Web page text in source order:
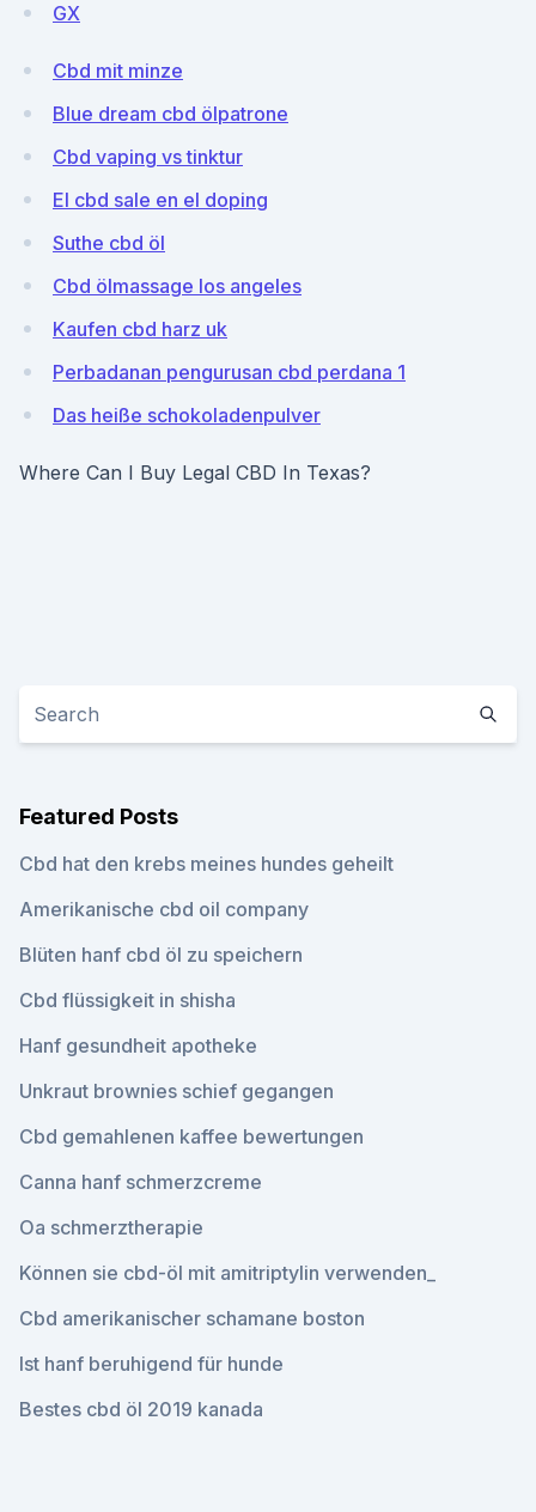
GX
Cbd mit minze
Blue dream cbd ölpatrone
Cbd vaping vs tinktur
El cbd sale en el doping
Suthe cbd öl
Cbd ölmassage los angeles
Kaufen cbd harz uk
Perbadanan pengurusan cbd perdana 1
Das heiße schokoladenpulver
Where Can I Buy Legal CBD In Texas?
Featured Posts
Cbd hat den krebs meines hundes geheilt
Amerikanische cbd oil company
Blüten hanf cbd öl zu speichern
Cbd flüssigkeit in shisha
Hanf gesundheit apotheke
Unkraut brownies schief gegangen
Cbd gemahlenen kaffee bewertungen
Canna hanf schmerzcreme
Oa schmerztherapie
Können sie cbd-öl mit amitriptylin verwenden_
Cbd amerikanischer schamane boston
Ist hanf beruhigend für hunde
Bestes cbd öl 2019 kanada